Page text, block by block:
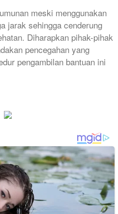
meski menggunakan
jarak sehingga cenderung
Diharapkan pihak-pihak
pencegahan yang
pengambilan bantuan ini